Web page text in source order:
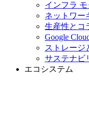
インフラ
ネットワー
生産性とコ
Google
ストレージ
サステナビ
エコシステム